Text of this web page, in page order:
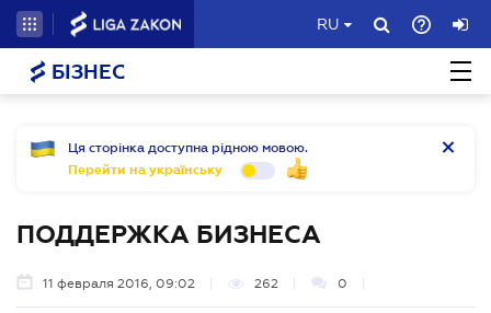
RU
БІЗНЕС
Ця сторінка доступна рідною мовою.
Перейти на українську
ПОДДЕРЖКА БИЗНЕСА
11 февраля 2016, 09:02 262 0